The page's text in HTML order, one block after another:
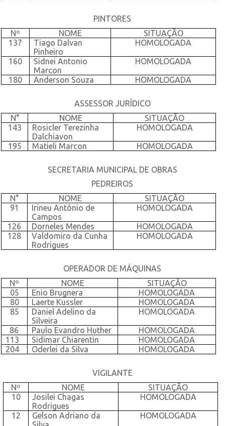
PINTORES
Nº
NOME
SITUAÇÃO
137
Tiago Dalvan
Pinheiro
HOMOLOGADA
160
Sidnei Antonio
Marcon
HOMOLOGADA
180 Anderson Souza HOMOLOGADA
ASSESSOR JURÍDICO
N°
NOME
SITUAÇÃO
143
Rosicler Terezinha
Dalchiavon
HOMOLOGADA
195 Matieli Marcon HOMOLOGADA
SECRETARIA MUNICIPAL DE OBRAS
PEDREIROS
N°
NOME
SITUAÇÃO
91
Irineu Antônio de
Campos
HOMOLOGADA
126 Dorneles Mendes
HOMOLOGADA
128
Valdomiro da Cunha
Rodrigues
HOMOLOGADA
OPERADOR DE MÁQUINAS
Nº
NOME
SITUAÇÃO
05
Enio Brugnera
HOMOLOGADA
80
Laerte Kussler
HOMOLOGADA
85
Daniel Adelino da
Silveira
HOMOLOGADA
86 Paulo Evandro Huther
HOMOLOGADA
113
Sidimar Chiarentin
HOMOLOGADA
204
Oderlei da Silva HOMOLOGADA
VIGILANTE
Nº
NOME
SITUAÇÃO
10
Josilei Chagas
Rodrigues
HOMOLOGADA
12
Gelson Adriano da
HOMOLOGADA